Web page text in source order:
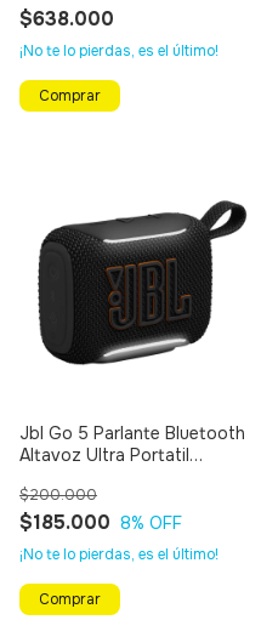
$638.000
¡No te lo pierdas, es el último!
Jbl Go 5 Parlante Bluetooth
Altavoz Ultra Portatil
Caídas
$185.000
$200.000
8% OFF
¡No te lo pierdas, es el último!